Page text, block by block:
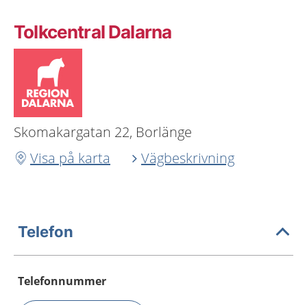
Tolkcentral Dalarna
Skomakargatan 22, Borlänge
Visa på karta
Vägbeskrivning
Telefon
Telefonnummer